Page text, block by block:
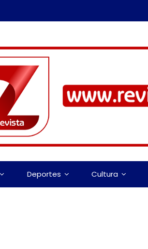
Deportes Cultura